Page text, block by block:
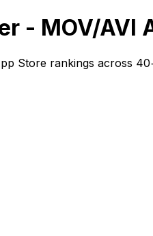
- MOV/AVI
Store rankings across